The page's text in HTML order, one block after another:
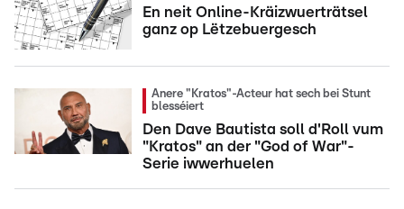
En neit Online-Kräizwuerträtsel
ganz op Lëtzebuergesch
Anere "Kratos"-Acteur hat sech bei Stunt
blesséiert
Den Dave Bautista soll d'Roll vum
"Kratos" an der "God of War"-
Serie iwwerhuelen